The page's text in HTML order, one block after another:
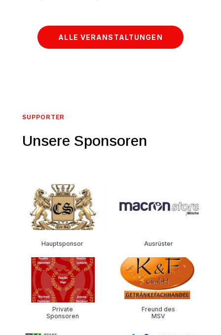
ALLE VERANSTALTUNGEN
SUPPORTER
Unsere Sponsoren
Hauptsponsor Ausrüster
Private
Sponsoren
Freund des
MSV